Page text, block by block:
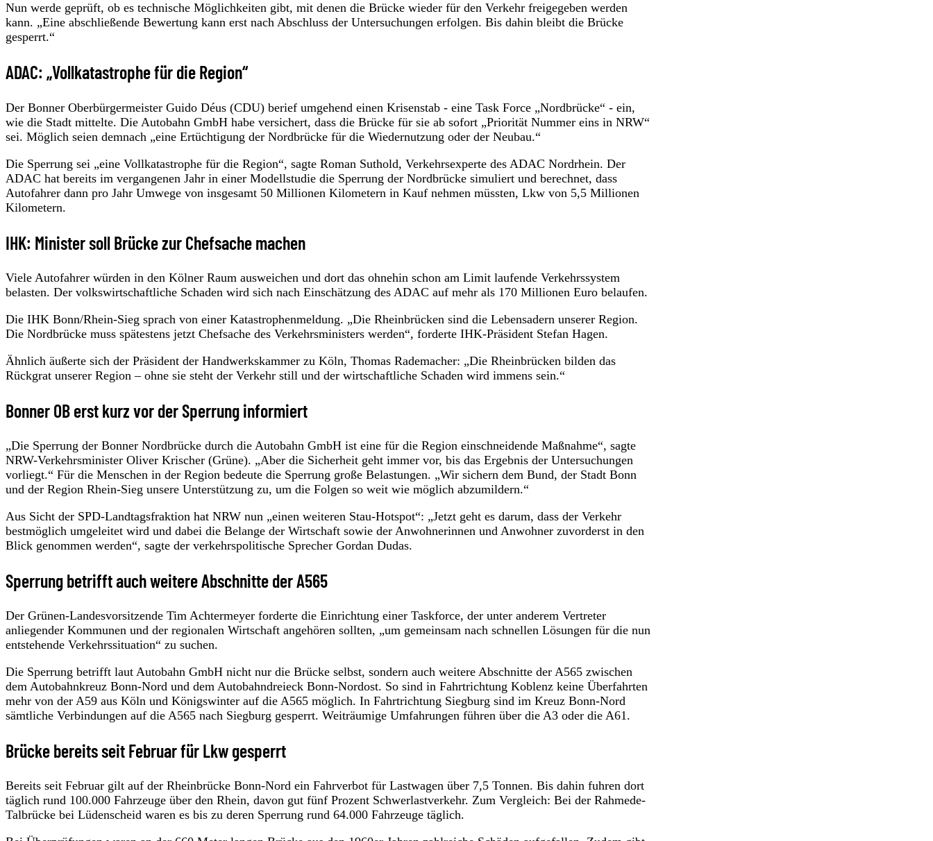
Nun werde geprüft, ob es technische Möglichkeiten gibt, mit denen die Brücke wieder für den Verkehr freigegeben werden
kann. „Eine abschließende Bewertung kann erst nach Abschluss der Untersuchungen erfolgen. Bis dahin bleibt die Brücke
gesperrt.“
ADAC: „Vollkatastrophe für die Region“
Der Bonner Oberbürgermeister Guido Déus (CDU) berief umgehend einen Krisenstab - eine Task Force „Nordbrücke“ - ein,
wie die Stadt mittelte. Die Autobahn GmbH habe versichert, dass die Brücke für sie ab sofort „Priorität Nummer eins in NRW“
sei. Möglich seien demnach „eine Ertüchtigung der Nordbrücke für die Wiedernutzung oder der Neubau.“
Die Sperrung sei „eine Vollkatastrophe für die Region“, sagte Roman Suthold, Verkehrsexperte des ADAC Nordrhein. Der
ADAC hat bereits im vergangenen Jahr in einer Modellstudie die Sperrung der Nordbrücke simuliert und berechnet, dass
Autofahrer dann pro Jahr Umwege von insgesamt 50 Millionen Kilometern in Kauf nehmen müssten, Lkw von 5,5 Millionen
Kilometern.
IHK: Minister soll Brücke zur Chefsache machen
Viele Autofahrer würden in den Kölner Raum ausweichen und dort das ohnehin schon am Limit laufende Verkehrssystem
belasten. Der volkswirtschaftliche Schaden wird sich nach Einschätzung des ADAC auf mehr als 170 Millionen Euro belaufen.
Die IHK Bonn/Rhein-Sieg sprach von einer Katastrophenmeldung. „Die Rheinbrücken sind die Lebensadern unserer Region.
Die Nordbrücke muss spätestens jetzt Chefsache des Verkehrsministers werden“, forderte IHK-Präsident Stefan Hagen.
Ähnlich äußerte sich der Präsident der Handwerkskammer zu Köln, Thomas Rademacher: „Die Rheinbrücken bilden das
Rückgrat unserer Region – ohne sie steht der Verkehr still und der wirtschaftliche Schaden wird immens sein.“
Bonner OB erst kurz vor der Sperrung informiert
„Die Sperrung der Bonner Nordbrücke durch die Autobahn GmbH ist eine für die Region einschneidende Maßnahme“, sagte
NRW-Verkehrsminister Oliver Krischer (Grüne). „Aber die Sicherheit geht immer vor, bis das Ergebnis der Untersuchungen
vorliegt.“ Für die Menschen in der Region bedeute die Sperrung große Belastungen. „Wir sichern dem Bund, der Stadt Bonn
und der Region Rhein-Sieg unsere Unterstützung zu, um die Folgen so weit wie möglich abzumildern.“
Aus Sicht der SPD-Landtagsfraktion hat NRW nun „einen weiteren Stau-Hotspot“: „Jetzt geht es darum, dass der Verkehr
bestmöglich umgeleitet wird und dabei die Belange der Wirtschaft sowie der Anwohnerinnen und Anwohner zuvorderst in den
Blick genommen werden“, sagte der verkehrspolitische Sprecher Gordan Dudas.
Sperrung betrifft auch weitere Abschnitte der A565
Der Grünen-Landesvorsitzende Tim Achtermeyer forderte die Einrichtung einer Taskforce, der unter anderem Vertreter
anliegender Kommunen und der regionalen Wirtschaft angehören sollten, „um gemeinsam nach schnellen Lösungen für die nun
entstehende Verkehrssituation“ zu suchen.
Die Sperrung betrifft laut Autobahn GmbH nicht nur die Brücke selbst, sondern auch weitere Abschnitte der A565 zwischen
dem Autobahnkreuz Bonn-Nord und dem Autobahndreieck Bonn-Nordost. So sind in Fahrtrichtung Koblenz keine Überfahrten
mehr von der A59 aus Köln und Königswinter auf die A565 möglich. In Fahrtrichtung Siegburg sind im Kreuz Bonn-Nord
sämtliche Verbindungen auf die A565 nach Siegburg gesperrt. Weiträumige Umfahrungen führen über die A3 oder die A61.
Brücke bereits seit Februar für Lkw gesperrt
Bereits seit Februar gilt auf der Rheinbrücke Bonn-Nord ein Fahrverbot für Lastwagen über 7,5 Tonnen. Bis dahin fuhren dort
täglich rund 100.000 Fahrzeuge über den Rhein, davon gut fünf Prozent Schwerlastverkehr. Zum Vergleich: Bei der Rahmede-
Talbrücke bei Lüdenscheid waren es bis zu deren Sperrung rund 64.000 Fahrzeuge täglich.